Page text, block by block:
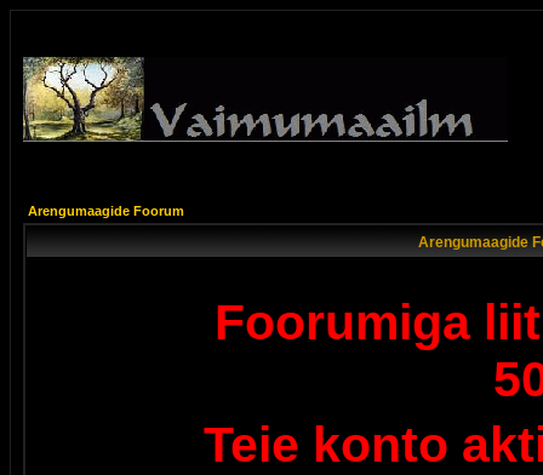
Arengumaagide Foorum
Arengumaagide
Foorumiga
Teie konto